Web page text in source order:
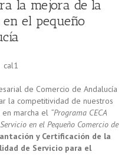
la mejora de la
el pequeño
de Comercio de Andalucía
la competitividad de nuestros
en marcha el “Programa CECA
en el Pequeño Comercio de
y Certificación de la
de Servicio para el